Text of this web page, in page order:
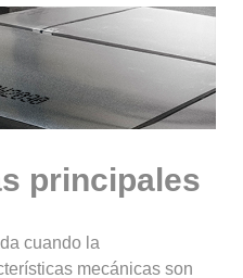
principales
cuando la
mecánicas son